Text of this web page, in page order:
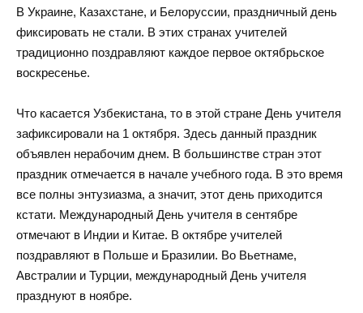
В Украине, Казахстане, и Белоруссии, праздничный день
фиксировать не стали. В этих странах учителей
традиционно поздравляют каждое первое октябрьское
воскресенье.
Что касается Узбекистана, то в этой стране День учителя
зафиксировали на 1 октября. Здесь данный праздник
объявлен нерабочим днем. В большинстве стран этот
праздник отмечается в начале учебного года. В это время
все полны энтузиазма, а значит, этот день приходится
кстати. Международный День учителя в сентябре
отмечают в Индии и Китае. В октябре учителей
поздравляют в Польше и Бразилии. Во Вьетнаме,
Австралии и Турции, международный День учителя
празднуют в ноябре.